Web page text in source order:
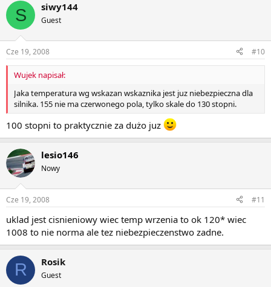
S siwy144
Guest
Cze 19, 2008 #10
Wujek napisał:
Jaka temperatura wg wskazan wskaznika jest juz niebezpieczna dla
silnika. 155 nie ma czerwonego pola, tylko skale do 130 stopni.
100 stopni to praktycznie za dużo juz
lesio146
Nowy
Cze 19, 2008 #11
uklad jest cisnieniowy wiec temp wrzenia to ok 120* wiec
1008 to nie norma ale tez niebezpieczenstwo zadne.
R Rosik
Guest